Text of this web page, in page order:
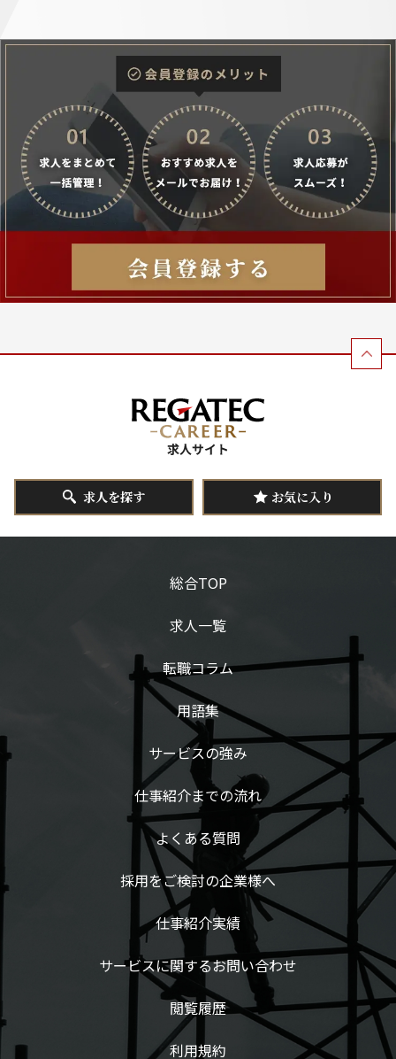
求人を探す お気に入り
総合TOP
求人一覧
転職コラム
用語集
サービスの強み
仕事紹介までの流れ
よくある質問
採用をご検討の企業様へ
仕事紹介実績
サービスに関するお問い合わせ
閲覧履歴
利用規約